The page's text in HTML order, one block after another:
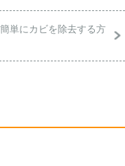
単にカビを除去する方